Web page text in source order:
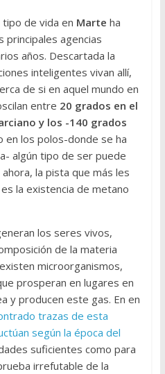
tipo de vida en Marte ha
principales agencias
años. Descartada la
inteligentes vivan allí,
de si en aquel mundo en
entre 20 grados en el
y los -140 grados
en los polos-donde se ha
algún tipo de ser puede
la pista que más les
la existencia de metano
los seres vivos,
de la materia
microorganismos,
prosperan en lugares en
y producen este gas. En en
trazas de esta
según la época del
suficientes como para
irrefutable de la